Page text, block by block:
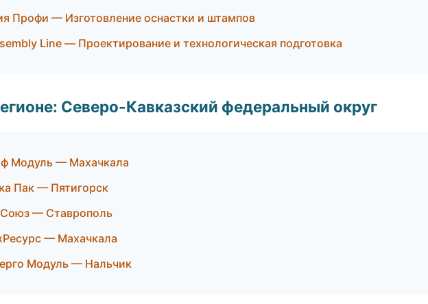
Профи — Изготовление оснастки и штампов
Line — Проектирование и технологическая подготовка
Северо-Кавказский федеральный округ
Модуль — Махачкала
Пак — Пятигорск
— Ставрополь
— Махачкала
Модуль — Нальчик